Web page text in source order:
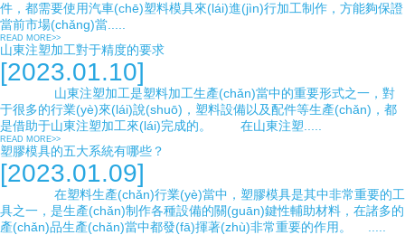
件，都需要使用汽車(chē)塑料模具來(lái)進(jìn)行加工制作，方能夠保證
當前市場(chǎng)當.....
READ MORE>>
山東注塑加工對于精度的要求
[2023.01.10]
山東注塑加工是塑料加工生產(chǎn)當中的重要形式之一，對
于很多的行業(yè)來(lái)說(shuō)，塑料設備以及配件等生產(chǎn)，都
是借助于山東注塑加工來(lái)完成的。 在山東注塑.....
READ MORE>>
塑膠模具的五大系統有哪些？
[2023.01.09]
在塑料生產(chǎn)行業(yè)當中，塑膠模具是其中非常重要的工
具之一，是生產(chǎn)制作各種設備的關(guān)鍵性輔助材料，在諸多的
產(chǎn)品生產(chǎn)當中都發(fā)揮著(zhù)非常重要的作用。 .....